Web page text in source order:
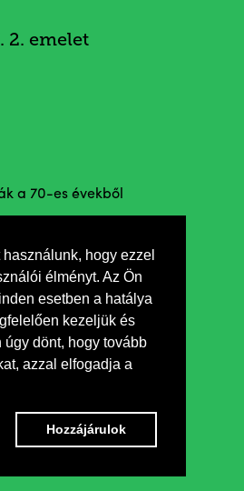
hogy ezzel
élményt. Az Ön
esetben a hatálya
kezeljük és
dönt, hogy tovább
azzal elfogadja a
Hozzájárulok
2. emelet
a 70-es évekből